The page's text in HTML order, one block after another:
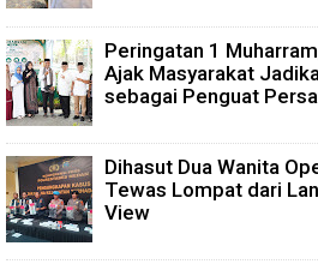
Peringatan 1
Ajak Masyarakat
sebagai Penguat
Dihasut Dua Wanita
Tewas Lompat dari
View